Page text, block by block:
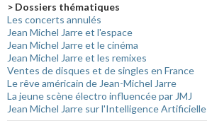
> Dossiers thématiques
Les concerts annulés
Jean Michel Jarre et l'espace
Jean Michel Jarre et le cinéma
Jean Michel Jarre et les remixes
Ventes de disques et de singles en France
Le rêve américain de Jean-Michel Jarre
La jeune scène électro influencée par JMJ
Jean Michel Jarre sur l'Intelligence Artificielle